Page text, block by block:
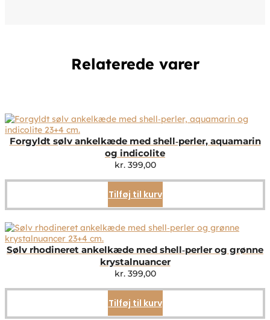
Relaterede varer
Forgyldt sølv ankelkæde med shell‑perler, aquamarin
og indicolite
kr.399,00
Tilføj til kurv
Sølv rhodineret ankelkæde med shell‑perler og grønne
krystalnuancer
kr.399,00
Tilføj til kurv